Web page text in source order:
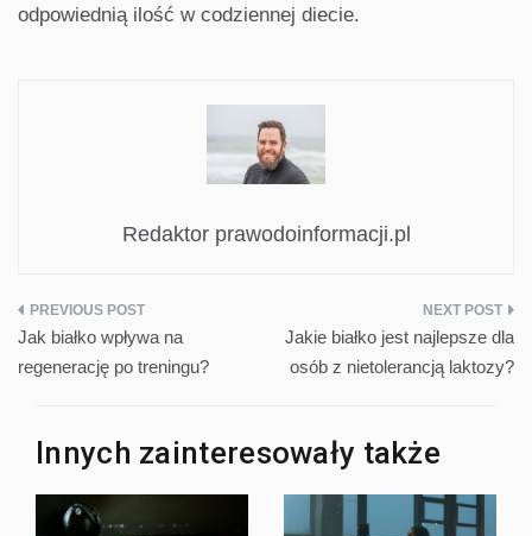
odpowiednią ilość w codziennej diecie.
Redaktor prawodoinformacji.pl
Nawigacja
wpisu
Jak białko wpływa na
regenerację po treningu?
Jakie białko jest najlepsze dla
osób z nietolerancją laktozy?
Innych zainteresowały także